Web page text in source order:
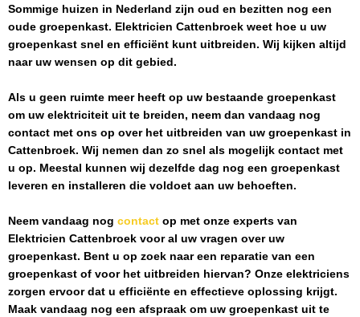
Sommige huizen in Nederland zijn oud en bezitten nog een
oude groepenkast. Elektricien Cattenbroek weet hoe u uw
groepenkast snel en efficiënt kunt uitbreiden. Wij kijken altijd
naar uw wensen op dit gebied.
Als u geen ruimte meer heeft op uw bestaande groepenkast
om uw elektriciteit uit te breiden, neem dan vandaag nog
contact met ons op over het uitbreiden van uw groepenkast in
Cattenbroek. Wij nemen dan zo snel als mogelijk contact met
u op. Meestal kunnen wij dezelfde dag nog een groepenkast
leveren en installeren die voldoet aan uw behoeften.
Neem vandaag nog contact op met onze experts van
Elektricien Cattenbroek voor al uw vragen over uw
groepenkast. Bent u op zoek naar een reparatie van een
groepenkast of voor het uitbreiden hiervan? Onze elektriciens
zorgen ervoor dat u efficiënte en effectieve oplossing krijgt.
Maak vandaag nog een afspraak om uw groepenkast uit te